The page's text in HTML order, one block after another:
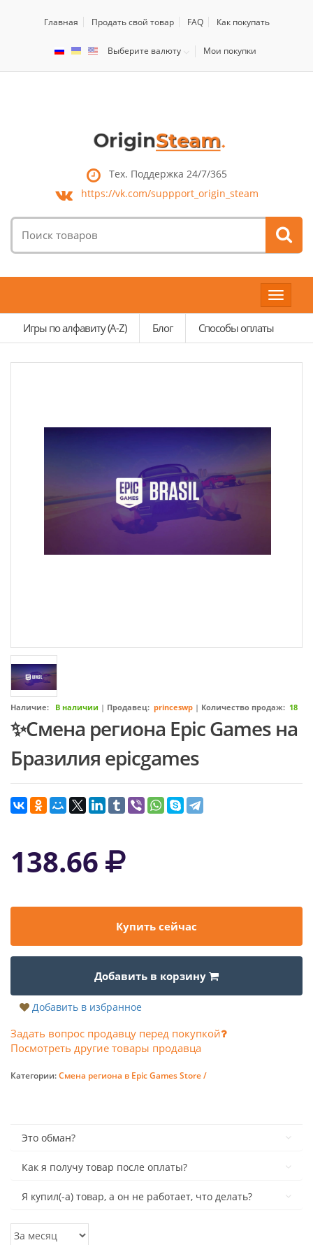
Главная Продать свой товар FAQ Как покупать
Выберите валюту Мои покупки
Тех. Поддержка 24/7/365
https://vk.com/suppport_origin_steam
товаров:
Toggle
Игры по алфавиту (A-Z)
Блог Способы оплаты
Наличие: В наличии | Продавец: princeswp | Количество продаж: 18
✨Смена региона Epic Games на
Бразилия epicgames
138.66
Купить сейчас
Добавить в корзину
Добавить в избранное
Задать вопрос продавцу перед покупкой
Посмотреть другие товары продавца
Категории:Смена региона в Epic Games Store /
Это обман?
Как я получу товар после оплаты?
Я купил(-а) товар, а он не работает, что делать?